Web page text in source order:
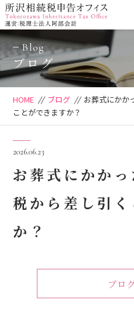
Blog
ブログ
HOME // ブログ // お葬式にかか
ことができますか？
2026.06.23
お葬式にかか
税から差し引
か？
ブロ